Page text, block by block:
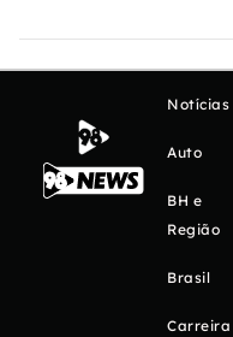
Notícias
Auto
BH e
Região
Brasil
Carreira